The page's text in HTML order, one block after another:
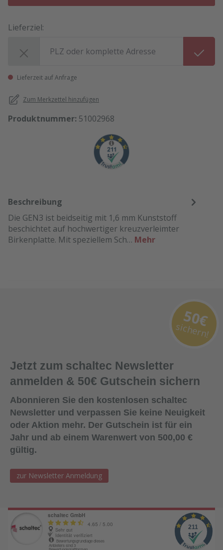
Lieferziel:
Lieferzeit auf Anfrage
Zum Merkzettel hinzufügen
Produktnummer: 51002968
Beschreibung
Die GEN3 ist beidseitig mit 1,6 mm Kunststoff
beschichtet auf hochwertiger kreuzverleimter
Birkenplatte. Mit speziellem Sch… Mehr
Jetzt zum schaltec Newsletter
anmelden & 50€ Gutschein sichern
Abonnieren Sie den kostenlosen schaltec
Newsletter und verpassen Sie keine Neuigkeit
oder Aktion mehr. Der Gutschein ist für ein
Jahr und ab einem Warenwert von 500,00 €
gültig.
zur Newsletter Anmeldung
50€
sichern!